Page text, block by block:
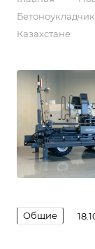
Казахстане
Общие